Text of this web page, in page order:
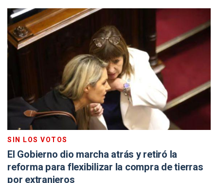
SIN LOS VOTOS
El Gobierno dio marcha atrás y retiró la
reforma para flexibilizar la compra de tierras
por extranjeros